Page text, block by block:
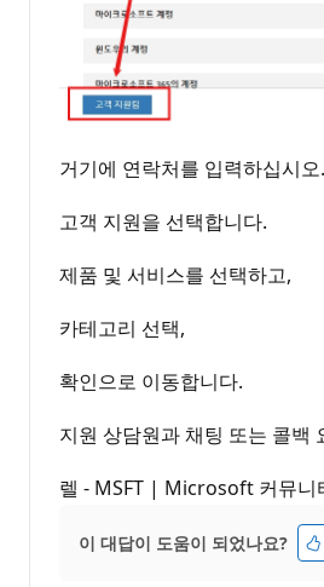
거기에 연락처를 입력하십시오.
고객 지원을 선택합니다.
제품 및 서비스를 선택하고,
카테고리 선택,
확인으로 이동합니다.
지원 상담원과 채팅 또는 콜백
렐 - MSFT | Microsoft 커뮤니
이 대답이 도움이 되었나요?